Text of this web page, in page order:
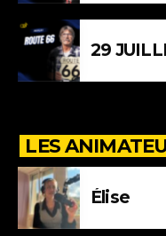
29
LES
Élise